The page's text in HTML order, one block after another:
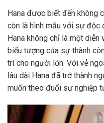
Hana được biết đến không
còn là hình mẫu với sự độc
Hana không chỉ là một
biểu tượng của sự thành
trí cho người lớn. Với vẻ
lâu dài Hana đã trở thành
muốn theo đuổi sự nghiệp